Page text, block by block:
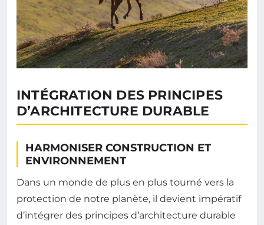
INTÉGRATION DES PRINCIPES
D’ARCHITECTURE DURABLE
HARMONISER CONSTRUCTION ET
ENVIRONNEMENT
Dans un monde de plus en plus tourné vers la
protection de notre planète, il devient impératif
d’intégrer des principes d’architecture durable